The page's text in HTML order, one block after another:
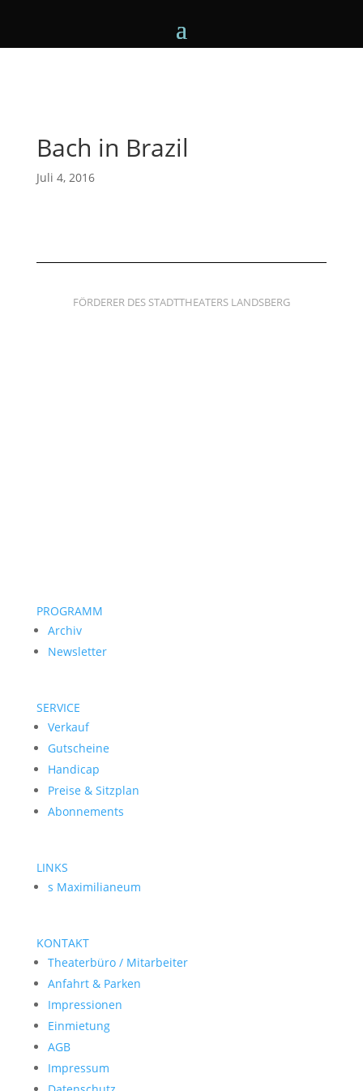
Bach in Brazil
Juli 4, 2016
FÖRDERER DES STADTTHEATERS LANDSBERG
PROGRAMM
Archiv
Newsletter
SERVICE
Verkauf
Gutscheine
Handicap
Preise & Sitzplan
Abonnements
LINKS
s Maximilianeum
KONTAKT
Theaterbüro / Mitarbeiter
Anfahrt & Parken
Impressionen
Einmietung
AGB
Impressum